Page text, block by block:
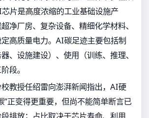
片是高度浓缩的工业基础设施产
净厂房、复杂设备、精细化学材料、
高质量电力。AI碳足迹主要包括制
、设施建设）、使用（训练、推理、
段。
教授任绍雷向澎湃新闻指出，AI硬
”正变得更重要，但尚不能简单断言已